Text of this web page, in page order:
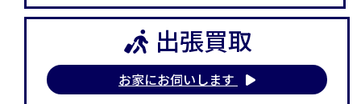
出張買取
お家にお伺いします